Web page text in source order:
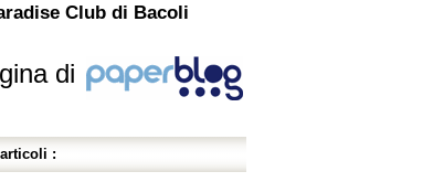
Club di Bacoli
di
: